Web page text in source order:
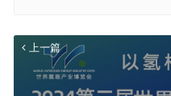
上一篇